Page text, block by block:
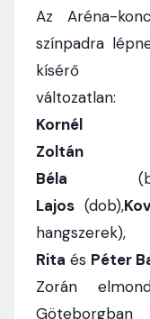
Az Aréna-
színpadra
kísérő
Béla
Lajos (dob),
Rita és Péter
Zorán